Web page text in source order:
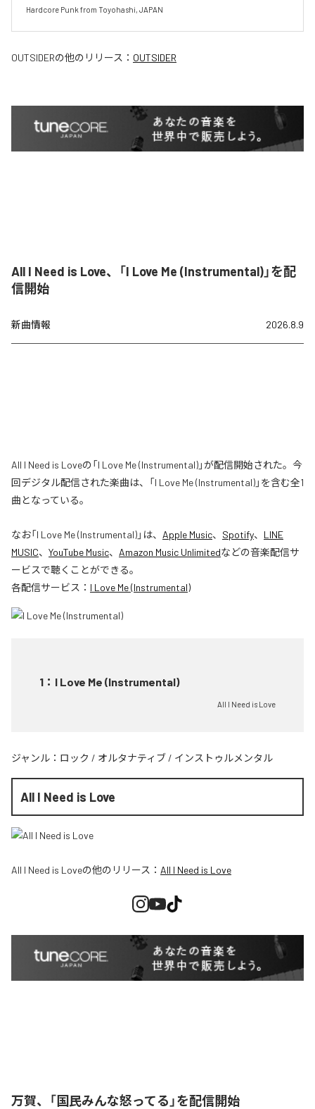
Hardcore Punk from Toyohashi, JAPAN
OUTSIDERの他のリリース： OUTSIDER
All I Need is Love、「I Love Me (Instrumental)」を配
信開始
新曲情報 2026.8.9
All I Need is Loveの「I Love Me (Instrumental)」が配信開始された。今
回デジタル配信された楽曲は、「I Love Me (Instrumental)」を含む全1
曲となっている。
なお「I Love Me (Instrumental)」は、 Apple Music、 Spotify、 LINE
MUSIC、 YouTube Music、 Amazon Music Unlimitedなどの音楽配信サ
ービスで聴くことができる。
各配信サービス： I Love Me (Instrumental)
1 ： I Love Me (Instrumental)
All I Need is Love
ジャンル： ロック / オルタナティブ / インストゥルメンタル
All I Need is Love
All I Need is Loveの他のリリース： All I Need is Love
万賀、「国民みんな怒ってる」を配信開始